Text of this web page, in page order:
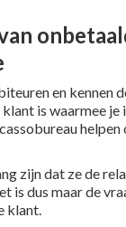
en kennen
is waarmee
zijn dat ze de
is dus maar de
klant.